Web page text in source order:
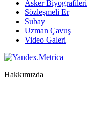
Asker Biyografileri
Sözleşmeli Er
Subay
Uzman Çavuş
Video Galeri
Hakkımızda